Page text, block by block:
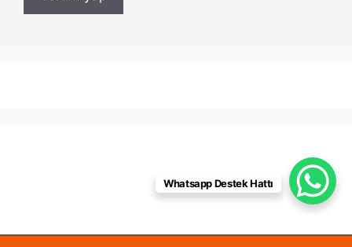
Whatsapp Destek Hattı